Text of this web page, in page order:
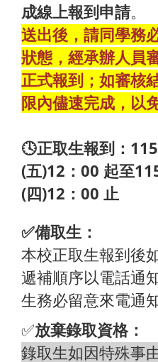
成線上報到申請。
送出後，請同學務
狀態，經承辦人員
正式報到；如審核
限內儘速完成，以
🕓正取生報到：
(五)12：00 起至
(四)12：00 止
✅備取生：
本校正取生報到後
遞補順序以電話通
生務必留意來電通知
✅放棄錄取資格：
錄取生如因特殊事